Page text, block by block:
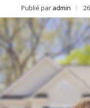
Publié par admin